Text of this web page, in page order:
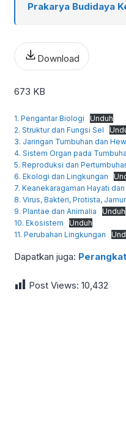
Prakarya Budidaya
Download
673 KB
1. Pengantar Biologi
Unduh
2. Struktur dan Fungsi Sel
3. Jaringan Tumbuhan dan
4. Sistem Organ pada
5. Reproduksi dan
6. Ekologi dan Lingkungan
7. Keanekaragaman Hayati
8. Virus, Bakteri, Protista, Jamur
9. Plantae dan Animalia
Unduh
10. Ekosistem
Unduh
11. Perubahan Lingkungan
Dapatkan juga:
Post Views: 10,432